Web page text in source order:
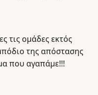
τις ομάδες εκτός
της απόστασης
που αγαπάμε!!!